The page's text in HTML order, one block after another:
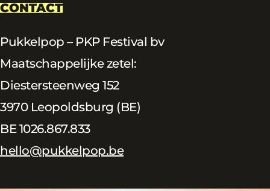
CONTACT
Pukkelpop – PKP Festival bv
Maatschappelijke zetel:
Diestersteenweg 152
3970 Leopoldsburg (BE)
BE 1026.867.833
hello@pukkelpop.be